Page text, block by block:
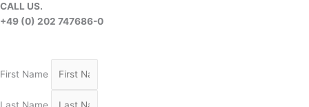
CALL US.
+49 (0) 202 747686-0
First Name
Last Name